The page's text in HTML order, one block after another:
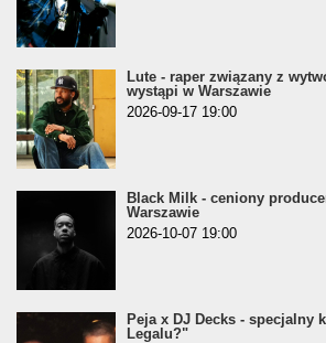
Lute - raper związany z
wystąpi w Warszawie
2026-09-17 19:00
Black Milk - ceniony
Warszawie
2026-10-07 19:00
Peja x DJ Decks - specjalny
Legalu?"